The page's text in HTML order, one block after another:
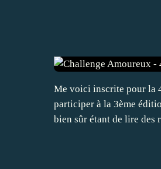
Me voici inscrite pour la
participer à la 3ème
bien sûr étant de lire des